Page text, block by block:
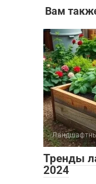
Вам
Тренды
2024